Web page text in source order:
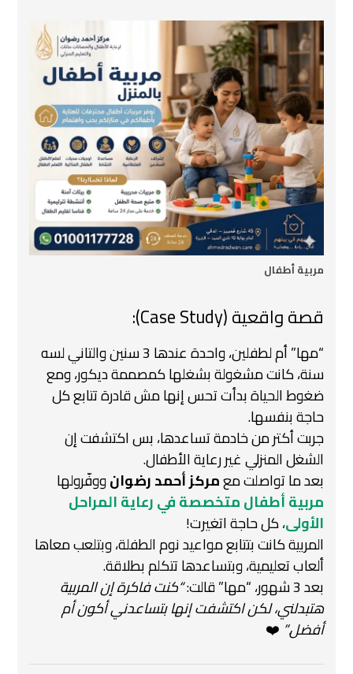
مربية أطفال
قصة واقعية (Case Study):
“مها” أم لطفلين، واحدة عندها 3 سنين والتاني لسه
سنة، كانت مشغولة بشغلها كمصممة ديكور، ومع
ضغوط الحياة بدأت تحس إنها مش قادرة تتابع كل
حاجة بنفسها.
جربت أكتر من خادمة تساعدها، بس اكتشفت إن
الشغل المنزلي غير رعاية الأطفال.
بعد ما تواصلت معمركز أحمد رضوانووفّرولها
مربية أطفال متخصصة في رعاية المراحل
الأولى، كل حاجة اتغيرت!
المربية كانت بتتابع مواعيد نوم الطفلة، وبتلعب معاها
ألعاب تعليمية، وبتساعدها تتكلم بطلاقة.
بعد 3 شهور، “مها” قالت:
“كنت فاكرة إن المربية
هتبدلني، لكن اكتشفت إنها بتساعدني أكون أم
أفضل.” ❤️